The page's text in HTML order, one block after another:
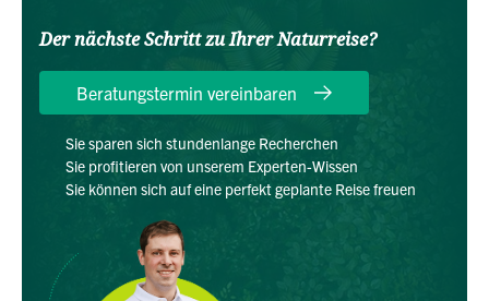
Der nächste Schritt zu Ihrer Naturreise?
Beratungstermin vereinbaren
Sie sparen sich stundenlange Recherchen
Sie profitieren von unserem Experten-Wissen
Sie können sich auf eine perfekt geplante Reise freuen